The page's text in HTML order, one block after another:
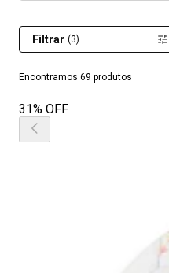
Encontramos 69 produtos
Filtrar (3)
31% OFF